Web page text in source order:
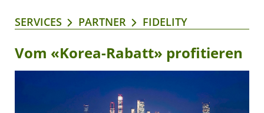
SERVICES PARTNER FIDELITY
Vom «Korea-Rabatt» profitieren